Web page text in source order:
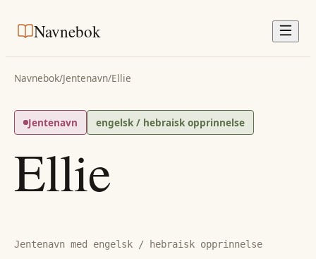
Navnebok
Navnebok/Jentenavn/Ellie
Jentenavn engelsk / hebraisk opprinnelse
Ellie
Jentenavn med engelsk / hebraisk opprinnelse